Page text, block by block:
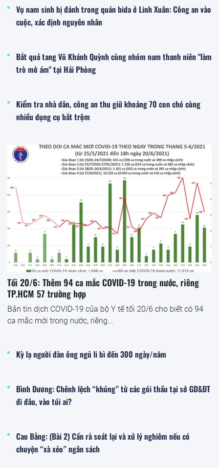
Vụ nam sinh bị đánh trong quán bida ở Linh Xuân: Công an vào
cuộc, xác định nguyên nhân
Bắt quả tang Vũ Khánh Quỳnh cùng nhóm nam thanh niên "làm
trò mờ ám" tại Hải Phòng
Kiểm tra nhà dân, công an thu giữ khoảng 70 con chó cùng
nhiều dụng cụ bắt trộm
Tối 20/6: Thêm 94 ca mắc COVID-19 trong nước, riêng
TP.HCM 57 trường hợp
Bản tin dịch COVID-19 của bộ Y tế tối 20/6 cho biết có 94
ca mắc mới trong nước, riêng...
Kỳ lạ người đàn ông ngủ li bì đến 300 ngày/năm
Bình Dương: Chênh lệch “khủng” từ các gói thầu tại sở GD&ĐT
đi đâu, vào túi ai?
Cao Bằng: (Bài 2) Cần rà soát lại và xử lý nghiêm nếu có
chuyện “xà xẻo” ngân sách